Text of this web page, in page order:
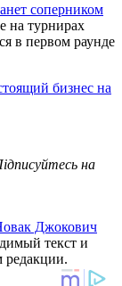
соперником
на турнирах
в первом раунде
бизнес на
на
Джокович
текст и
редакции.